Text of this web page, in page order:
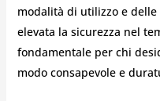
modalità di utilizzo e
elevata la sicurezza nel
fondamentale per chi
modo consapevole e